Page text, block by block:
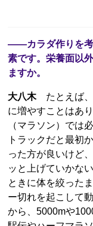
――カラダ作りを考
素です。栄養面以
ますか。
大八木たとえば、
に増やすことはあ
（マラソン）では
トラックだと最初
った方が良いけど
ッと上げていかな
ときに体を絞った
ー切れを起こして
から、5000mや